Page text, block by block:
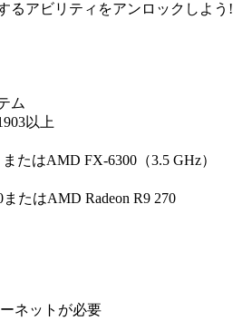
るアビリティをアンロックしよう!
ム
以上
たはAMD FX-6300（3.5 GHz）
たはAMD Radeon R9 270
ネットが必要